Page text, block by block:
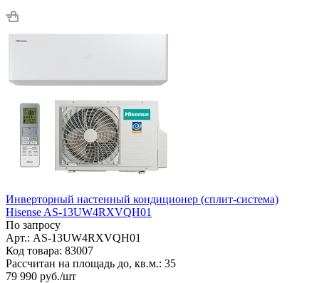
Инверторный настенный кондиционер (сплит-система)
Hisense AS-13UW4RXVQH01
По запросу
Арт.: AS-13UW4RXVQH01
Код товара: 83007
Рассчитан на площадь до, кв.м.: 35
79 990 руб./шт